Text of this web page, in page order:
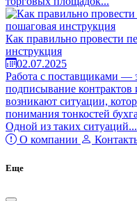
Как правильно провести
инструкция
02.07.2025
Работа с поставщиками —
подписывание контрактов
возникают ситуации,
понимания тонкостей
Одной из таких ситуаций...
О компании
Еще